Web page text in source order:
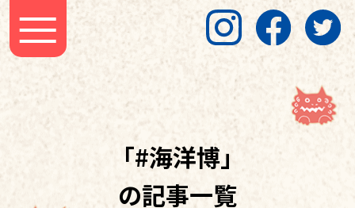
「#海洋博」
の記事一覧